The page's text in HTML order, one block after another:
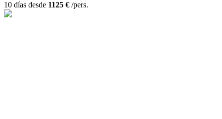
10 días desde 1125 € /pers.